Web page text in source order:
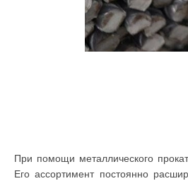
При помощи металлического
Его ассортимент постоянно